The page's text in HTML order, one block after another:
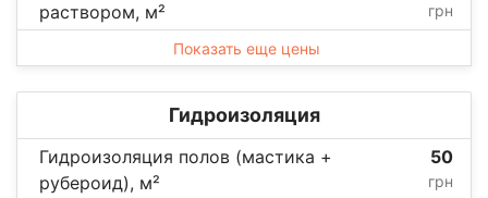
раствором, м²
грн
Показать еще цены
Гидроизоляция
Гидроизоляция полов (мастика +
рубероид), м²
50
грн